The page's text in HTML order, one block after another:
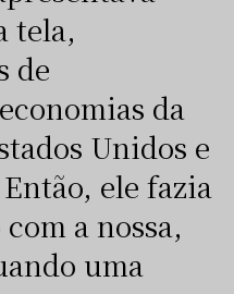
tela,
de
da
Unidos e
ele fazia
a nossa,
uma